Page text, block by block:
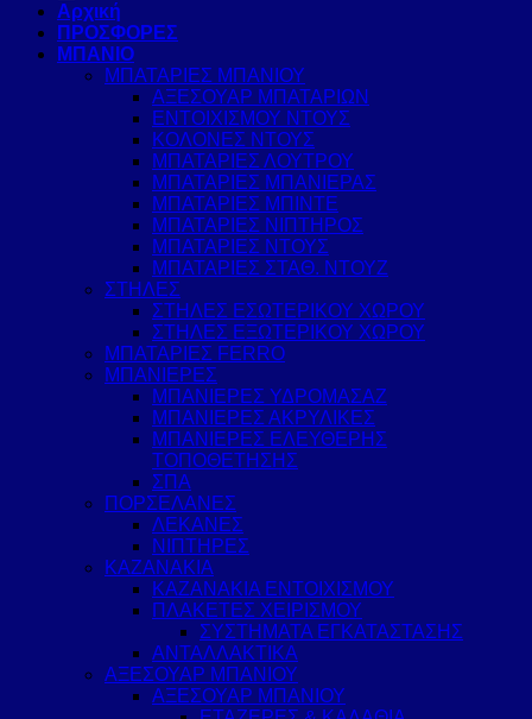
Αρχική
ΠΡΟΣΦΟΡΕΣ
ΜΠΑΝΙΟ
ΜΠΑΤΑΡΙΕΣ ΜΠΑΝΙΟΥ
ΑΞΕΣΟΥΑΡ ΜΠΑΤΑΡΙΩΝ
ΕΝΤΟΙΧΙΣΜΟΥ ΝΤΟΥΣ
ΚΟΛΟΝΕΣ ΝΤΟΥΣ
ΜΠΑΤΑΡΙΕΣ ΛΟΥΤΡΟΥ
ΜΠΑΤΑΡΙΕΣ ΜΠΑΝΙΕΡΑΣ
ΜΠΑΤΑΡΙΕΣ ΜΠΙΝΤΕ
ΜΠΑΤΑΡΙΕΣ ΝΙΠΤΗΡΟΣ
ΜΠΑΤΑΡΙΕΣ ΝΤΟΥΣ
ΜΠΑΤΑΡΙΕΣ ΣΤΑΘ. ΝΤΟΥΖ
ΣΤΗΛΕΣ
ΣΤΗΛΕΣ ΕΣΩΤΕΡΙΚΟΥ ΧΩΡΟΥ
ΣΤΗΛΕΣ ΕΞΩΤΕΡΙΚΟΥ ΧΩΡΟΥ
ΜΠΑΤΑΡΙΕΣ FERRO
ΜΠΑΝΙΕΡΕΣ
ΜΠΑΝΙΕΡΕΣ ΥΔΡΟΜΑΣΑΖ
ΜΠΑΝΙΕΡΕΣ ΑΚΡΥΛΙΚΕΣ
ΜΠΑΝΙΕΡΕΣ ΕΛΕΥΘΕΡΗΣ
ΤΟΠΟΘΕΤΗΣΗΣ
ΣΠΑ
ΠΟΡΣΕΛΑΝΕΣ
ΛΕΚΑΝΕΣ
ΝΙΠΤΗΡΕΣ
ΚΑΖΑΝΑΚΙΑ
ΚΑΖΑΝΑΚΙΑ ΕΝΤΟΙΧΙΣΜΟΥ
ΠΛΑΚΕΤΕΣ ΧΕΙΡΙΣΜΟΥ
ΣΥΣΤΗΜΑΤΑ ΕΓΚΑΤΑΣΤΑΣΗΣ
ΑΝΤΑΛΛΑΚΤΙΚΑ
ΑΞΕΣΟΥΑΡ ΜΠΑΝΙΟΥ
ΑΞΕΣΟΥΑΡ ΜΠΑΝΙΟΥ